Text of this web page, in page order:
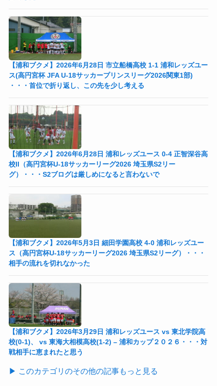
【浦和ブクメ】2026年6月28日 市立船橋高校 1-1 浦和レッズユー
ス(高円宮杯 JFA U-18サッカープリンスリーグ2026関東1部)
・・・首位で折り返し、この先を少し考える
【浦和ブクメ】2026年6月28日 浦和レッズユース 0-4 正智深谷高
校II（高円宮杯U-18サッカーリーグ2026 埼玉県S2リー
グ）・・・S2ブログは厳しめになると言わないで
【浦和ブクメ】2026年5月3日 細田学園高校 4-0 浦和レッズユー
ス（高円宮杯U-18サッカーリーグ2026 埼玉県S2リーグ）・・・
相手の流れを切れなかった
【浦和ブクメ】2026年3月29日 浦和レッズユース vs 東北学院高
校(0-1)、 vs 東海大相模高校(1-2) – 浦和カップ２０２６・・・対
戦相手に恵まれたと思う
▶ このカテゴリのその他の記事もっと見る